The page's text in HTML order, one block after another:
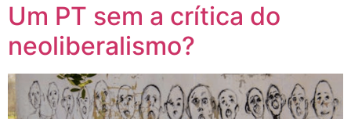
Um PT sem a crítica do
neoliberalismo?